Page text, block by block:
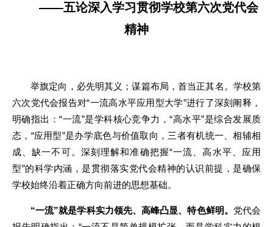
——五论深入学习贯彻学校第六次党代会
精神
举旗定向，必先明其义；谋篇布局，首当正其名。学校第
六次党代会报告对“一流高水平应用型大学”进行了深刻阐释，
明确指出：“一流”是学科核心竞争力，“高水平”是综合发展质
态，“应用型”是办学底色与价值取向，三者有机统一、相辅相
成、缺一不可。深刻理解和准确把握“一流、高水平、应用
型”的科学内涵，是贯彻落实党代会精神的认识前提，是确保
学校始终沿着正确方向前进的思想基础。
“一流”就是学科实力领先、高峰凸显、特色鲜明。 党代会